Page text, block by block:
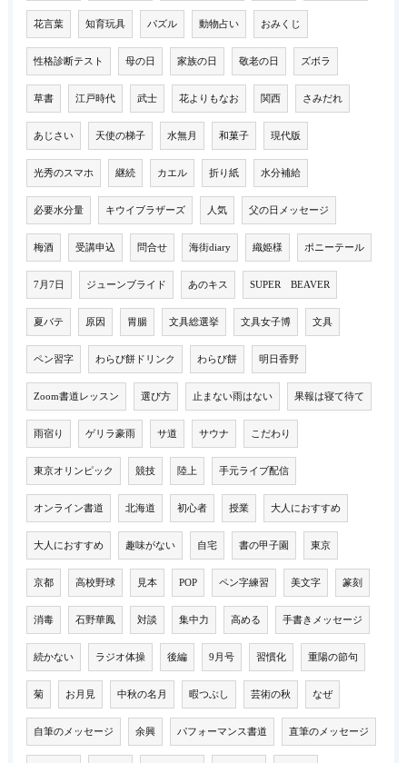
花言葉 知育玩具 パズル 動物占い おみくじ
性格診断テスト 母の日 家族の日 敬老の日 ズボラ
草書 江戸時代 武士 花よりもなお 関西 さみだれ
あじさい 天使の梯子 水無月 和菓子 現代版
光秀のスマホ 継続 カエル 折り紙 水分補給
必要水分量 キウイブラザーズ 人気 父の日メッセージ
梅酒 受講申込 問合せ 海街diary 織姫様 ポニーテール
7月7日 ジューンブライド あのキス SUPER BEAVER
夏バテ 原因 胃腸 文具総選挙 文具女子博 文具
ペン習字 わらび餅ドリンク わらび餅 明日香野
Zoom書道レッスン 選び方 止まない雨はない 果報は寝て待て
雨宿り ゲリラ豪雨 サ道 サウナ こだわり
東京オリンピック 競技 陸上 手元ライブ配信
オンライン書道 北海道 初心者 授業 大人におすすめ
大人におすすめ 趣味がない 自宅 書の甲子園 東京
京都 高校野球 見本 POP ペン字練習 美文字 篆刻
消毒 石野華鳳 対談 集中力 高める 手書きメッセージ
続かない ラジオ体操 後編 9月号 習慣化 重陽の節句
菊 お月見 中秋の名月 暇つぶし 芸術の秋 なぜ
自筆のメッセージ 余興 パフォーマンス書道 直筆のメッセージ